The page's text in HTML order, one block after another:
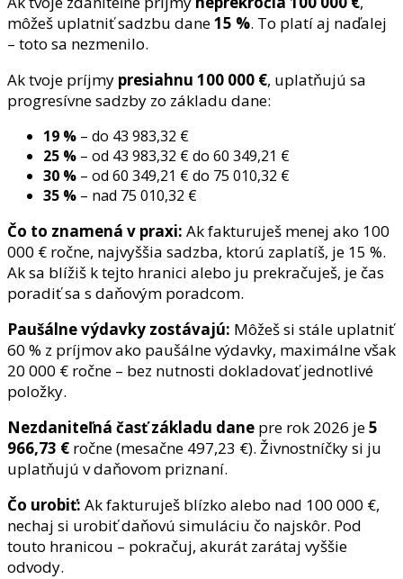
môžeš uplatniť sadzbu dane15 %. To platí aj naďalej
– toto sa nezmenilo.
Ak tvoje príjmy presiahnu 100 000 €, uplatňujú sa
progresívne sadzby zo základu dane:
19 % – do 43 983,32 €
25 % – od 43 983,32 € do 60 349,21 €
30 % – od 60 349,21 € do 75 010,32 €
35 % – nad 75 010,32 €
Čo to znamená v praxi: Ak fakturuješ menej ako 100
000 € ročne, najvyššia sadzba, ktorú zaplatíš, je 15 %.
Ak sa blížiš k tejto hranici alebo ju prekračuješ, je čas
poradiť sa s daňovým poradcom.
Paušálne výdavky zostávajú: Môžeš si stále uplatniť
60 % z príjmov ako paušálne výdavky, maximálne však
20 000 € ročne – bez nutnosti dokladovať jednotlivé
položky.
Nezdaniteľná časť základu dane pre rok 2026 je5
966,73 € ročne (mesačne 497,23 €). Živnostníčky si ju
uplatňujú v daňovom priznaní.
Čo urobiť: Ak fakturuješ blízko alebo nad 100 000 €,
nechaj si urobiť daňovú simuláciu čo najskôr. Pod
touto hranicou – pokračuj, akurát zarátaj vyššie
odvody.